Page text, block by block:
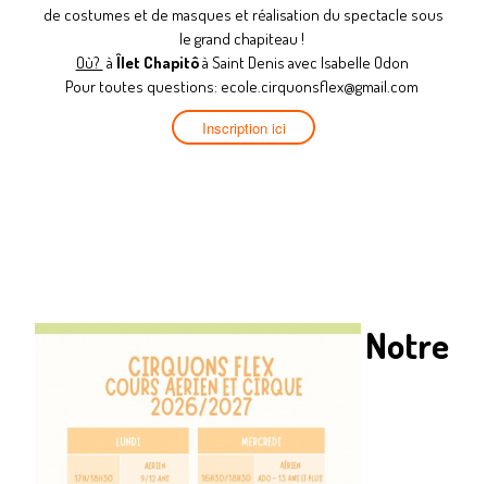
de costumes et de masques et réalisation du spectacle sous
le grand chapiteau !
Où? à Îlet Chapitôà Saint Denis avec Isabelle Odon
Pour toutes questions: ecole.cirquonsflex@gmail.com
Inscription ici
Notre